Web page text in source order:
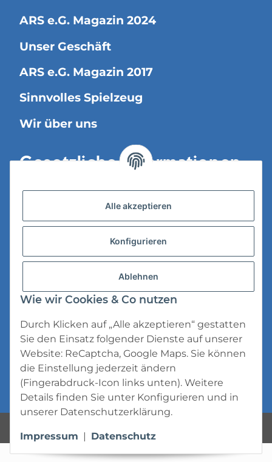
ARS e.G. Magazin 2024
Unser Geschäft
ARS e.G. Magazin 2017
Sinnvolles Spielzeug
Wir über uns
Gesetzliche Informationen
Versandinformationen
Datenschutz
Impressum
* Alle Preise inkl. gesetzlicher USt., zzgl.
Versand
Alle akzeptieren
Konfigurieren
Ablehnen
Wie wir Cookies & Co nutzen
Durch Klicken auf „Alle akzeptieren“ gestatten
Sie den Einsatz folgender Dienste auf unserer
Website: ReCaptcha, Google Maps. Sie können
die Einstellung jederzeit ändern
(Fingerabdruck-Icon links unten). Weitere
Details finden Sie unter Konfigurieren und in
unserer Datenschutzerklärung.
Impressum | Datenschutz